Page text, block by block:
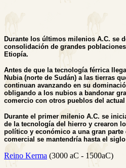
Durante los últimos milenios A.C. se
consolidación de grandes
Etiopía.
Antes de que la tecnología férrica
Nubia (norte de Sudán) a las tierras
continuan avanzando en su
obligando a los nubios a bandonar
comercio con otros pueblos del
Durante el primer milenio A.C. se
de la tecnología del hierro y crearon
político y económico a una gran
comercial se mantendría hasta el
Reino Kerma (3000 aC - 1500aC)